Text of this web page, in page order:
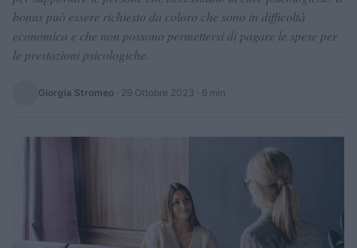
bonus può essere richiesto da coloro che sono in difficoltà
economica e che non possono permettersi di pagare le spese per
le prestazioni psicologiche.
Giorgia Stromeo · 29 Ottobre 2023 · 6 min